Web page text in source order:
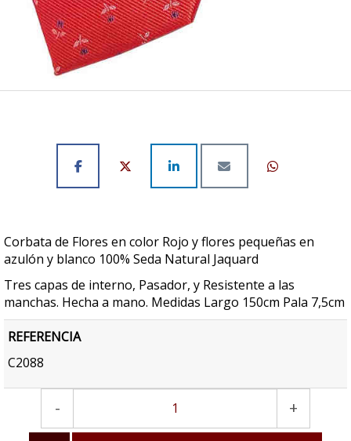
Corbata de Flores en color Rojo y flores pequeñas en
azulón y blanco 100% Seda Natural Jaquard
Tres capas de interno, Pasador, y Resistente a las
manchas. Hecha a mano. Medidas Largo 150cm Pala 7,5cm
REFERENCIA
C2088
- +